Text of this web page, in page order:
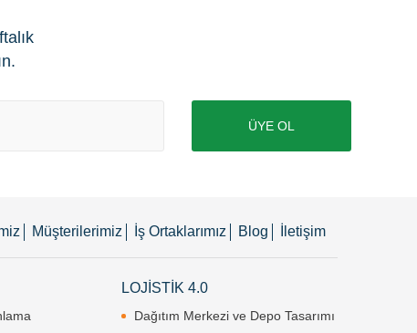
ÜYE OL
Müşterilerimiz İş Ortaklarımız Blog İletişim
LOJİSTİK 4.0
Dağıtım Merkezi ve Depo Tasarımı